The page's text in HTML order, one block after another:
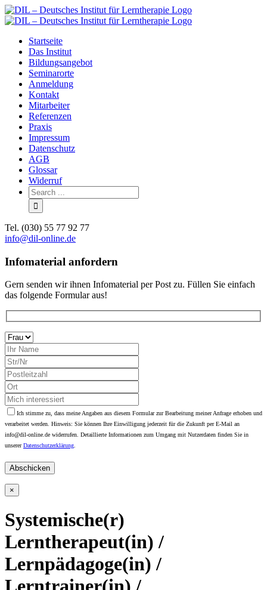
Skip
to
Startseite
Das Institut
Bildungsangebot
Seminarorte
Anmeldung
Kontakt
Mitarbeiter
Referenzen
Praxis
Impressum
Datenschutz
AGB
Glossar
Widerruf
Search
for:
Tel. (030) 55 77 92 77
info@dil-online.de
Infomaterial anfordern
Gern senden wir ihnen Infomaterial per Post zu. Füllen Sie einfach
das folgende Formular aus!
Ich stimme zu, dass meine Angaben aus diesem Formular zur Bearbeitung meiner Anfrage erhoben und
verarbeitet werden. Hinweis: Sie können Ihre Einwilligung jederzeit für die Zukunft per E-Mail an
info@dil-online.de widerrufen. Detaillierte Informationen zum Umgang mit Nutzerdaten finden Sie in
unsererDatenschutzerklärung
lasse
dieses
Feld
leer.
×
Systemische(r)
Lerntherapeut(in) /
Lernpädagoge(in) /